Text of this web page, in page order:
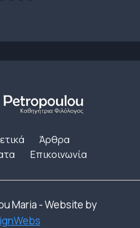
Άρθρα
Επικοινωνία
Maria - Website by